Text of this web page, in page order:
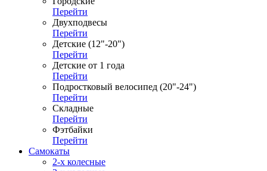
Перейти
Двухподвесы
Перейти
Детские (12"-20")
Перейти
Детские от 1 года
Перейти
Подростковый велосипед (20"-24")
Перейти
Складные
Перейти
Фэтбайки
Перейти
Самокаты
2-х колесные